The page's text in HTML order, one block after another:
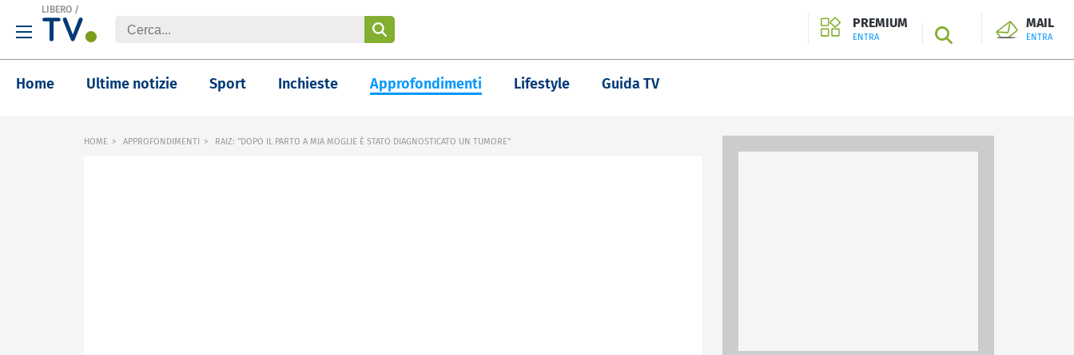
LIBERO /
PREMIUM
ENTRA SEARCH
MAIL
ENTRA
Home Ultime notizie Sport Inchieste Approfondimenti Lifestyle Guida TV
HOME APPROFONDIMENTI RAIZ: "DOPO IL PARTO A MIA MOGLIE È STATO DIAGNOSTICATO UN TUMORE"